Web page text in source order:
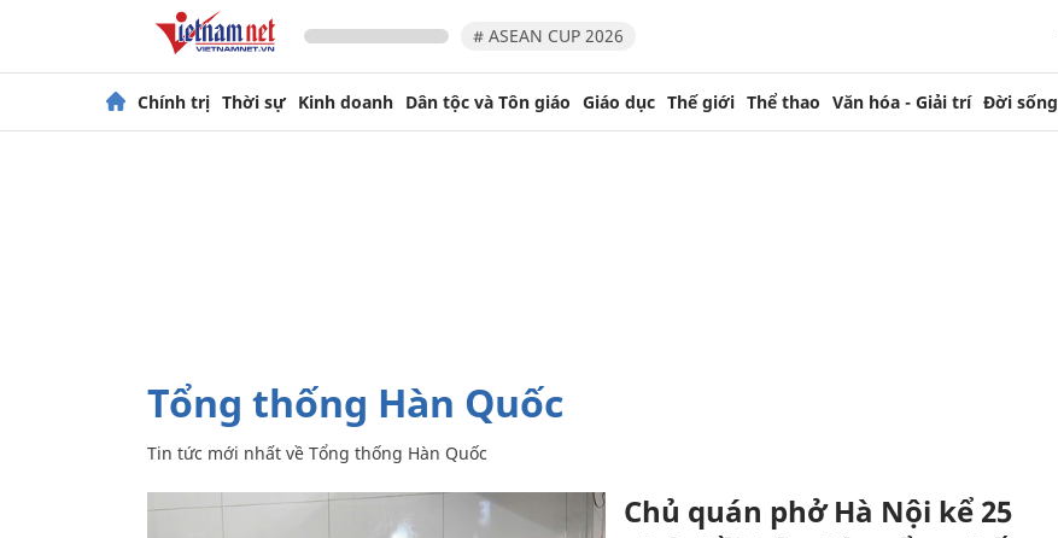
# ASEAN CUP 2026
Chính trị Thời sự Kinh doanh Dân tộc và Tôn giáo Giáo dục Thế giới Thể thao Văn hóa - Giải trí Đời sống
Tổng thống Hàn Quốc
Tin tức mới nhất về Tổng thống Hàn Quốc
Chủ quán phở Hà Nội kể 25